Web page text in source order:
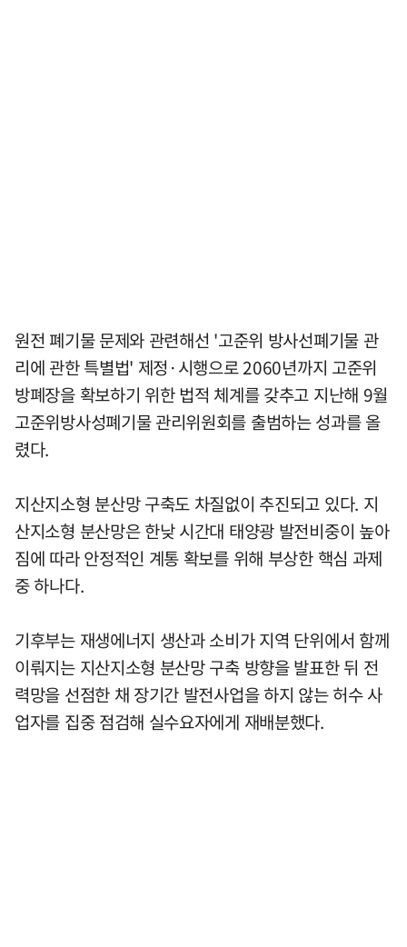
원전 폐기물 문제와 관련해선 '고준위 방사선폐기물 관
리에 관한 특별법' 제정·시행으로 2060년까지 고준위
방폐장을 확보하기 위한 법적 체계를 갖추고 지난해 9월
고준위방사성폐기물 관리위원회를 출범하는 성과를 올
렸다.
지산지소형 분산망 구축도 차질없이 추진되고 있다. 지
산지소형 분산망은 한낮 시간대 태양광 발전비중이 높아
짐에 따라 안정적인 계통 확보를 위해 부상한 핵심 과제
중 하나다.
기후부는 재생에너지 생산과 소비가 지역 단위에서 함께
이뤄지는 지산지소형 분산망 구축 방향을 발표한 뒤 전
력망을 선점한 채 장기간 발전사업을 하지 않는 허수 사
업자를 집중 점검해 실수요자에게 재배분했다.